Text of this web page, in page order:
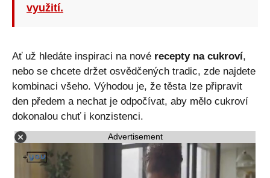
využití.
Ať už hledáte inspiraci na nové recepty na cukroví,
nebo se chcete držet osvědčených tradic, zde najdete
kombinaci všeho. Výhodou je, že těsta lze připravit
den předem a nechat je odpočívat, aby mělo cukroví
dokonalou chuť i konzistenci.
Advertisement